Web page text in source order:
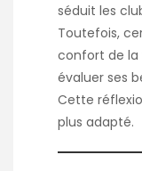
séduit les
Toutefois,
confort de la
évaluer ses
Cette
plus adapté.